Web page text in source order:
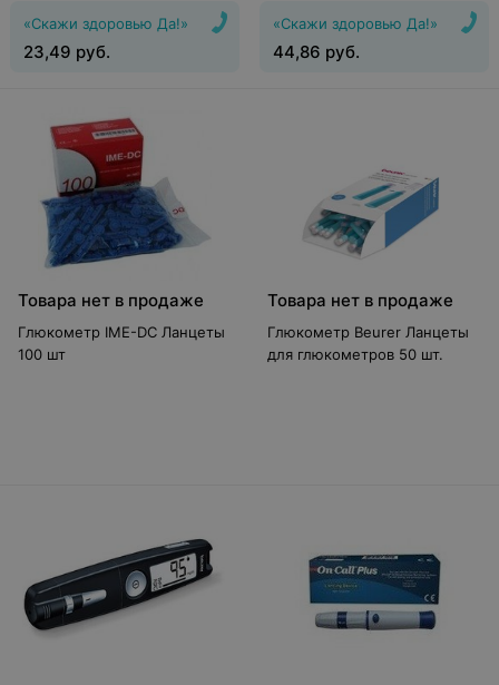
шт.)
«Скажи здоровью Да!»
23,49 руб.
ланцетами (25 шт.)
«Скажи здоровью Да!»
44,86 руб.
Товара нет в продаже
Глюкометр IME-DC Ланцеты
100 шт
Товара нет в продаже
Глюкометр Beurer Ланцеты
для глюкометров 50 шт.